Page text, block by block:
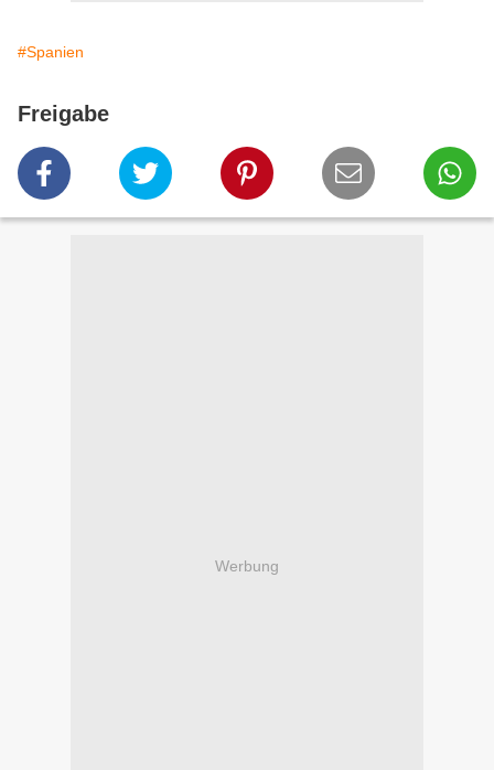
#Spanien
Freigabe
Werbung